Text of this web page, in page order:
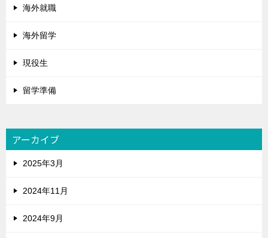
海外就職
海外留学
現役生
留学準備
アーカイブ
2025年3月
2024年11月
2024年9月